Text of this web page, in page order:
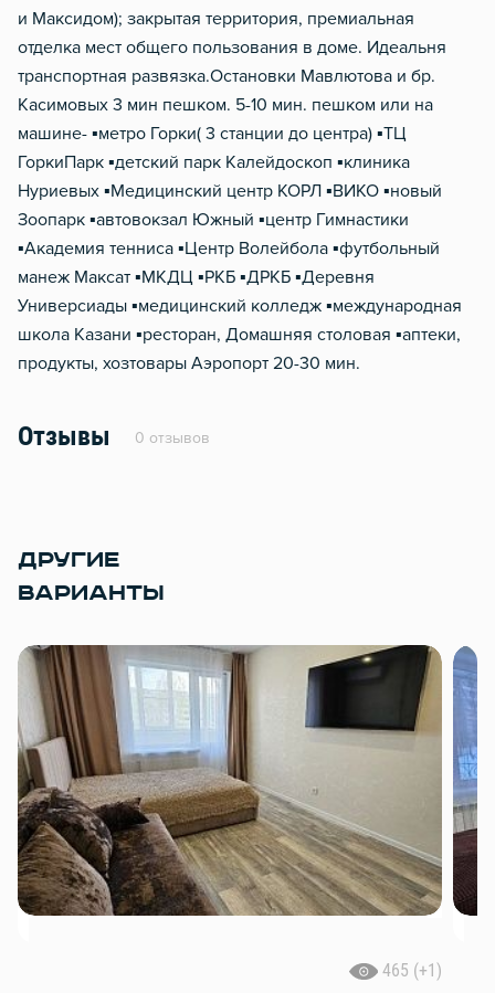
и Максидом); закрытая территория, премиальная
отделка мест общего пользования в доме. Идеальня
транспортная развязка.Остановки Мавлютова и бр.
Касимовых 3 мин пешком. 5-10 мин. пешком или на
машине- ▪️метро Горки( 3 станции до центра) ▪️ТЦ
ГоркиПарк ▪️детский парк Калейдоскоп ▪️клиника
Нуриевых ▪️Медицинский центр КОРЛ ▪️ВИКО ▪️новый
Зоопарк ▪️автовокзал Южный ▪️центр Гимнастики
▪️Академия тенниса ▪️Центр Волейбола ▪️футбольный
манеж Максат ▪️МКДЦ ▪️РКБ ▪️ДРКБ ▪️Деревня
Универсиады ▪️медицинский колледж ▪️международная
школа Казани ▪️ресторан, Домашняя столовая ▪️аптеки,
продукты, хозтовары Аэропорт 20-30 мин.
Отзывы 0 отзывов
ДРУГИЕ
ВАРИАНТЫ
465 (+1)